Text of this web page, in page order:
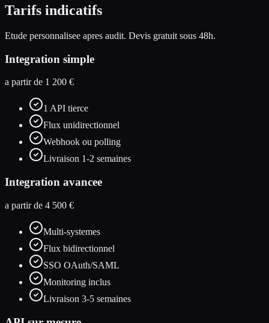
Tarifs indicatifs
Etude personnalisee apres audit. Devis gratuit sous 48h.
Integration simple
a partir de 1 200 €
1 API tierce
Flux unidirectionnel
Webhook ou polling
Livraison 1-2 semaines
Integration avancee
a partir de 4 500 €
Multi-systemes
Flux bidirectionnel
SSO OAuth/SAML
Monitoring inclus
Livraison 3-5 semaines